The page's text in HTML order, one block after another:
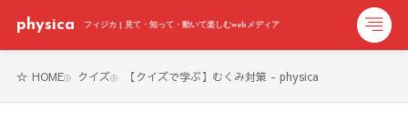
physica フィジカ | 見て・知って・動いて楽しむwebメディア
HOME クイズ 【クイズで学ぶ】むくみ対策 - physica